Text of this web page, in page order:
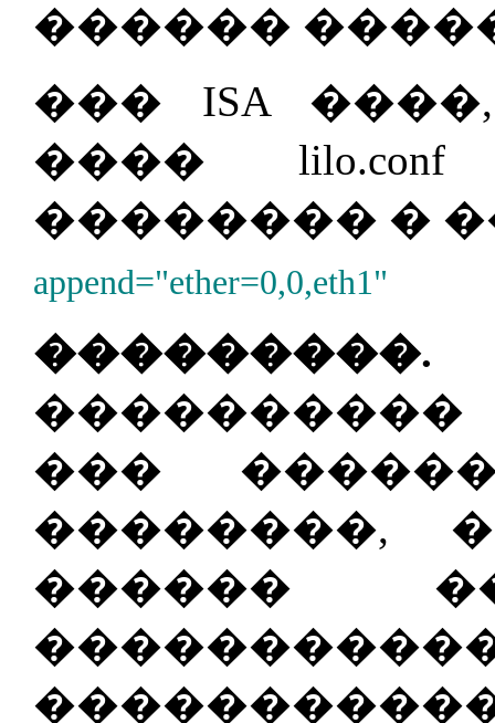
������
��� ISA
���� lilo.conf
�������� �
append="ether=0,0,eth1"
���������.
���
��������,
������